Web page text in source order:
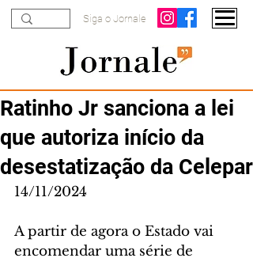
Siga o Jornale
Ratinho Jr sanciona a lei
que autoriza início da
desestatização da Celepar
14/11/2024
A partir de agora o Estado vai
encomendar uma série de